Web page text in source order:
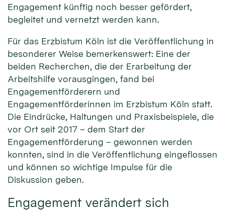
Engagement künftig noch besser gefördert,
begleitet und vernetzt werden kann.
Für das Erzbistum Köln ist die Veröffentlichung in
besonderer Weise bemerkenswert: Eine der
beiden Recherchen, die der Erarbeitung der
Arbeitshilfe vorausgingen, fand bei
Engagementförderern und
Engagementförderinnen im Erzbistum Köln statt.
Die Eindrücke, Haltungen und Praxisbeispiele, die
vor Ort seit 2017 – dem Start der
Engagementförderung – gewonnen werden
konnten, sind in die Veröffentlichung eingeflossen
und können so wichtige Impulse für die
Diskussion geben.
Engagement verändert sich